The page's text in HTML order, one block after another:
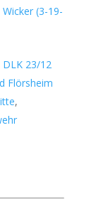
(3-19-
DLK 23/12
Flörsheim
,